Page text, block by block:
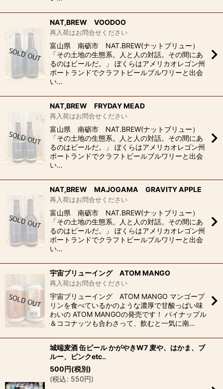
NAT,BREW VOODOO
再入荷はお問合せください
富山県 南砺市 NAT.BREW(ナットブリュー）
「その土地の生態系。人と人の対話。その間にあ
るのはビールだ。」 ぼくらはアメリカオレゴン州
ポートランドでクラフトビールブルワリーと出会
い…
NAT,BREW FRYDAY MEAD
再入荷はお問合せください
富山県 南砺市 NAT.BREW(ナットブリュー）
「その土地の生態系。人と人の対話。その間にあ
るのはビールだ。」 ぼくらはアメリカオレゴン州
ポートランドでクラフトビールブルワリーと出会
い…
NAT,BREW MAJOGAMA GRAVITY APPLE
再入荷はお問合せください
富山県 南砺市 NAT.BREW(ナットブリュー）
「その土地の生態系。人と人の対話。その間にあ
るのはビールだ。」 ぼくらはアメリカオレゴン州
ポートランドでクラフトビールブルワリーと出会
い…
宇宙ブリューイング ATOM MANGO
再入荷はお問合せください
宇宙ブリューイング ATOM MANGO マンゴープ
リンを食べているかのような濃厚で甘酸っぱい味
わいの ATOM MANGOの発売です！ パイナップル
＆ココナッツも合わさって、飲むと一気に南…
城端麦酒 缶ビール かがやきW7 麦や、はかま、ブ
ルー、ピンクetc..
500円(税別)
(税込: 550円)